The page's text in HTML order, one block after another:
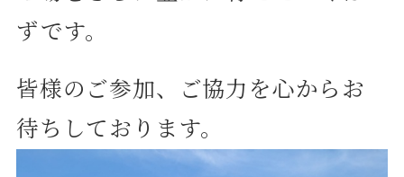
ずです。
皆様のご参加、ご協力を心からお
待ちしております。